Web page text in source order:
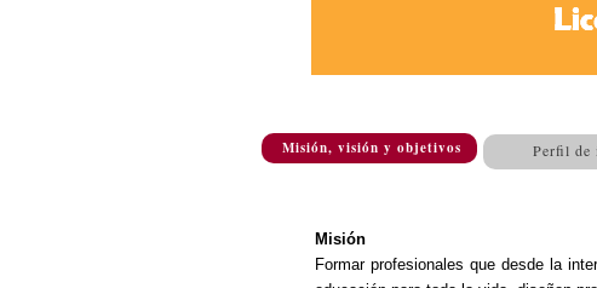
Misión, visión y objetivos Perfil de
Misión
Formar profesionales que desde la